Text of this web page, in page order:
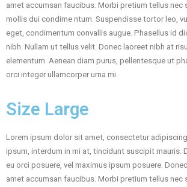
amet accumsan faucibus. Morbi pretium tellus nec
mollis dui condime ntum. Suspendisse tortor leo,
eget, condimentum convallis augue. Phasellus id
nibh. Nullam ut tellus velit. Donec laoreet nibh at
elementum. Aenean diam purus, pellentesque ut
orci integer ullamcorper urna mi.
Size Large
Lorem ipsum dolor sit amet, consectetur
ipsum, interdum in mi at, tincidunt suscipit mauris.
eu orci posuere, vel maximus ipsum posuere.
amet accumsan faucibus. Morbi pretium tellus nec